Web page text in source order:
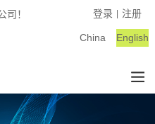
！ 登录 注册
English
China